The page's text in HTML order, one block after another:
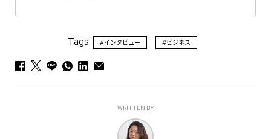
Tags: #インタビュー #ビジネス
WRITTEN BY